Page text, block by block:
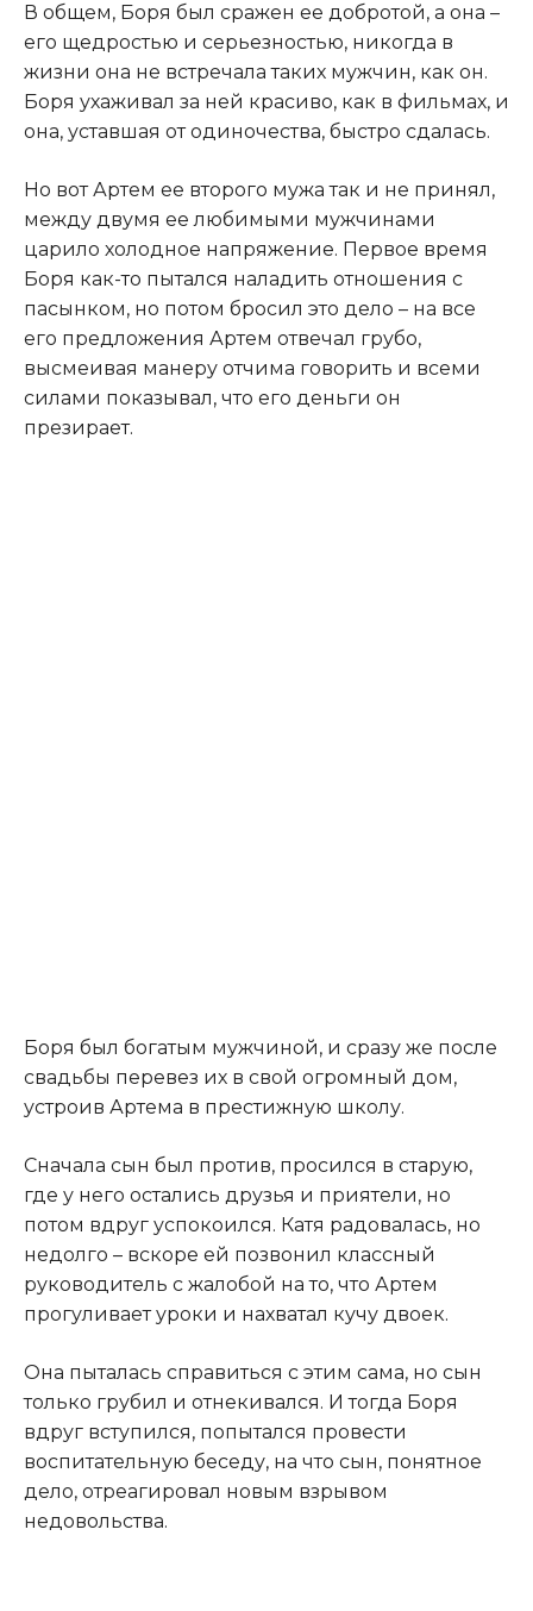
​В общем, Боря был сражен ее добротой, а она –
его щедростью и серьезностью, никогда в
жизни она не встречала таких мужчин, как он.
Боря ухаживал за ней красиво, как в фильмах, и
она, уставшая от одиночества, быстро сдалась.​
​Но вот Артем ее второго мужа так и не принял,
между двумя ее любимыми мужчинами
царило холодное напряжение. Первое время
Боря как-то пытался наладить отношения с
пасынком, но потом бросил это дело – на все
его предложения Артем отвечал грубо,
высмеивая манеру отчима говорить и всеми
силами показывал, что его деньги он
презирает.​
​Боря был богатым мужчиной, и сразу же после
свадьбы перевез их в свой огромный дом,
устроив Артема в престижную школу.​
​Сначала сын был против, просился в старую,
где у него остались друзья и приятели, но
потом вдруг успокоился. Катя радовалась, но
недолго – вскоре ей позвонил классный
руководитель с жалобой на то, что Артем
прогуливает уроки и нахватал кучу двоек.​
​Она пыталась справиться с этим сама, но сын
только грубил и отнекивался. И тогда Боря
вдруг вступился, попытался провести
воспитательную беседу, на что сын, понятное
дело, отреагировал новым взрывом
недовольства.​